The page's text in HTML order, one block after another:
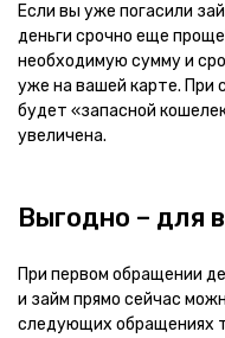
Если вы уже погасили
деньги срочно еще
необходимую сумму и
уже на вашей карте. При
будет «запасной
увеличена.
Выгодно – для
При первом обращении
и займ прямо сейчас
следующих обращениях